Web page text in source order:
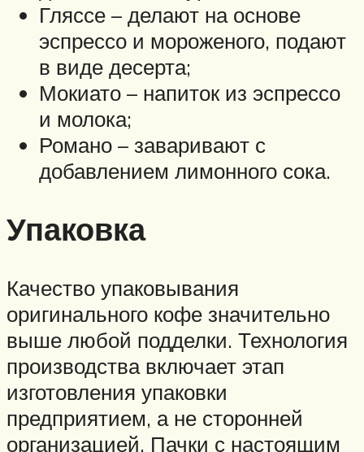
Гляссе – делают на основе
эспрессо и мороженого, подают
в виде десерта;
Мокиато – напиток из эспрессо
и молока;
Романо – заваривают с
добавлением лимонного сока.
Упаковка
Качество упаковывания
оригинального кофе значительно
выше любой подделки. Технология
производства включает этап
изготовления упаковки
предприятием, а не сторонней
организацией. Пачки с настоящим